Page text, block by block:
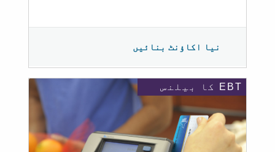
نیا اکاؤنٹ بنائیں
EBT کا بیلنس